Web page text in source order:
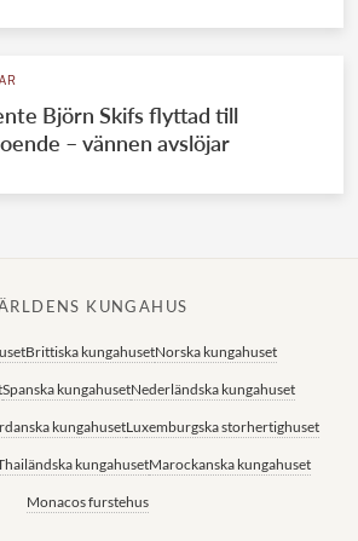
Björn Skifs flyttad till
– vännen avslöjar
KUNGAHUS
Brittiska kungahusetNorska kungahuset
Spanska kungahusetNederländska kungahuset
kungahusetLuxemburgska storhertighuset
kungahusetMarockanska kungahuset
Monacos furstehus